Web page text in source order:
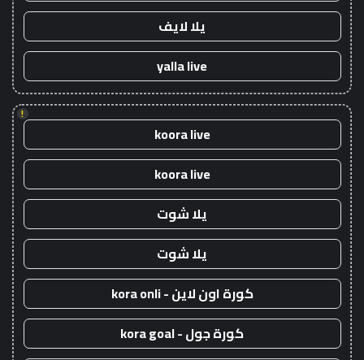
يلا لايف
yalla live
!
koora live
koora live
يلا شوت
يلا شوت
كورة اون لاين - kora onli
كورة جول - kora goal